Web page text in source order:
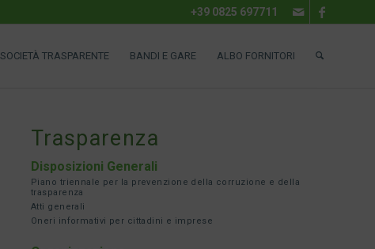
+39 0825 697711
SOCIETÀ TRASPARENTE BANDI E GARE ALBO FORNITORI
Trasparenza
Disposizioni Generali
Piano triennale per la prevenzione della corruzione e della
trasparenza
Atti generali
Oneri informativi per cittadini e imprese